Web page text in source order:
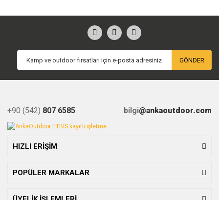
GÖNDER
+90 (542) 807 6585 bilgi@ankaoutdoor.com
HIZLI ERİŞİM
POPÜLER MARKALAR